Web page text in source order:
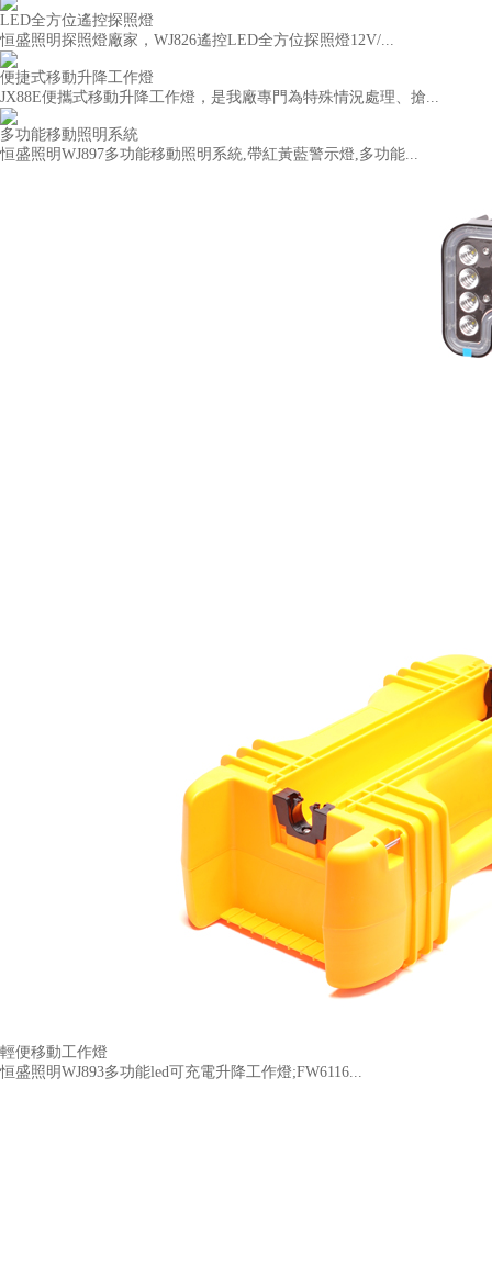
LED全方位遙控探照燈
恒盛照明探照燈廠家，WJ826遙控LED全方位探照燈12V/...
便捷式移動升降工作燈
JX88E便攜式移動升降工作燈，是我廠專門為特殊情況處理、搶...
多功能移動照明系統
恒盛照明WJ897多功能移動照明系統,帶紅黃藍警示燈,多功能...
輕便移動工作燈
恒盛照明WJ893多功能led可充電升降工作燈;FW6116...